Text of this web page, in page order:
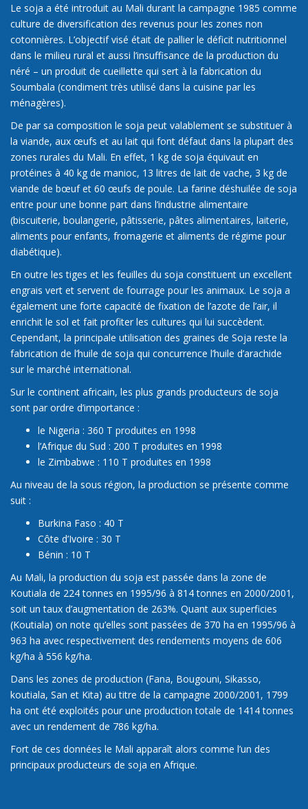
Le soja a été introduit au Mali durant la campagne 1985 comme
culture de diversification des revenus pour les zones non
cotonnières. L’objectif visé était de pallier le déficit nutritionnel
dans le milieu rural et aussi l’insuffisance de la production du
néré – un produit de cueillette qui sert à la fabrication du
Soumbala (condiment très utilisé dans la cuisine par les
ménagères).
De par sa composition le soja peut valablement se substituer à
la viande, aux œufs et au lait qui font défaut dans la plupart des
zones rurales du Mali. En effet, 1 kg de soja équivaut en
protéines à 40 kg de manioc, 13 litres de lait de vache, 3 kg de
viande de bœuf et 60 œufs de poule. La farine déshuilée de soja
entre pour une bonne part dans l’industrie alimentaire
(biscuiterie, boulangerie, pâtisserie, pâtes alimentaires, laiterie,
aliments pour enfants, fromagerie et aliments de régime pour
diabétique).
En outre les tiges et les feuilles du soja constituent un excellent
engrais vert et servent de fourrage pour les animaux. Le soja a
également une forte capacité de fixation de l’azote de l’air, il
enrichit le sol et fait profiter les cultures qui lui succèdent.
Cependant, la principale utilisation des graines de Soja reste la
fabrication de l’huile de soja qui concurrence l’huile d’arachide
sur le marché international.
Sur le continent africain, les plus grands producteurs de soja
sont par ordre d’importance :
le Nigeria : 360 T produites en 1998
l’Afrique du Sud : 200 T produites en 1998
le Zimbabwe : 110 T produites en 1998
Au niveau de la sous région, la production se présente comme
suit :
Burkina Faso : 40 T
Côte d’Ivoire : 30 T
Bénin : 10 T
Au Mali, la production du soja est passée dans la zone de
Koutiala de 224 tonnes en 1995/96 à 814 tonnes en 2000/2001,
soit un taux d’augmentation de 263%. Quant aux superficies
(Koutiala) on note qu’elles sont passées de 370 ha en 1995/96 à
963 ha avec respectivement des rendements moyens de 606
kg/ha à 556 kg/ha.
Dans les zones de production (Fana, Bougouni, Sikasso,
koutiala, San et Kita) au titre de la campagne 2000/2001, 1799
ha ont été exploités pour une production totale de 1414 tonnes
avec un rendement de 786 kg/ha.
Fort de ces données le Mali apparaît alors comme l’un des
principaux producteurs de soja en Afrique.